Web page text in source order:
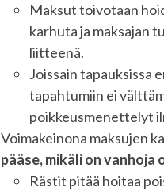
Maksut toivotaan
karhuta ja maksajan
liitteenä.
Joissain tapauksissa
tapahtumiin ei
poikkeusmenettelyt
Voimakeinona maksujen
pääse, mikäli onvanhoja
Rästit pitää hoitaa